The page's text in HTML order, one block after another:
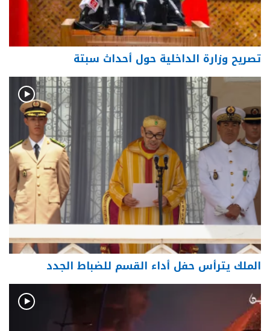
تصريح وزارة الداخلية حول أحداث سبتة
الملك يترأس حفل أداء القسم للضباط الجدد